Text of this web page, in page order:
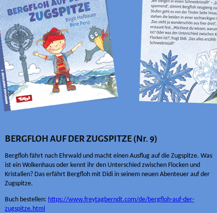
BERGFLOH AUF DER ZUGSPITZE (Nr. 9)
Bergfloh fährt nach Ehrwald und macht einen Ausflug auf die Zugspitze. Was
ist ein Wolkenhaus oder kennt ihr den Unterschied zwischen Flocken und
Kristallen? Das erfährt Bergfloh mit Didi in seinem neuen Abenteuer auf der
Zugspitze.
Buch bestellen: https://www.freytagberndt.com/de/bergfloh-auf-der-
zugspitze.html